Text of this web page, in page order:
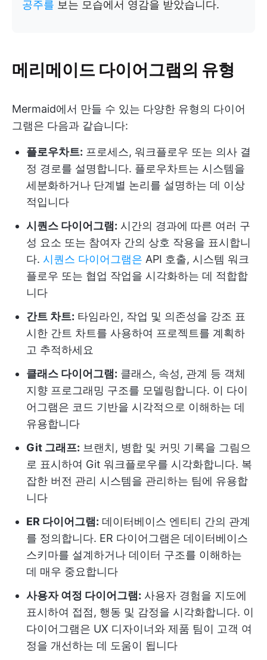
공주를 보는 모습에서 영감을 받았습니다.
메리메이드 다이어그램의 유형
Mermaid에서 만들 수 있는 다양한 유형의 다이어
그램은 다음과 같습니다:
플로우차트: 프로세스, 워크플로우 또는 의사 결
정 경로를 설명합니다. 플로우차트는 시스템을
세분화하거나 단계별 논리를 설명하는 데 이상
적입니다
시퀀스 다이어그램: 시간의 경과에 따른 여러 구
성 요소 또는 참여자 간의 상호 작용을 표시합니
다. 시퀀스 다이어그램은 API 호출, 시스템 워크
플로우 또는 협업 작업을 시각화하는 데 적합합
니다
간트 차트: 타임라인, 작업 및 의존성을 강조 표
시한 간트 차트를 사용하여 프로젝트를 계획하
고 추적하세요
클래스 다이어그램: 클래스, 속성, 관계 등 객체
지향 프로그래밍 구조를 모델링합니다. 이 다이
어그램은 코드 기반을 시각적으로 이해하는 데
유용합니다
Git 그래프: 브랜치, 병합 및 커밋 기록을 그림으
로 표시하여 Git 워크플로우를 시각화합니다. 복
잡한 버전 관리 시스템을 관리하는 팀에 유용합
니다
ER 다이어그램: 데이터베이스 엔티티 간의 관계
를 정의합니다. ER 다이어그램은 데이터베이스
스키마를 설계하거나 데이터 구조를 이해하는
데 매우 중요합니다
사용자 여정 다이어그램: 사용자 경험을 지도에
표시하여 접점, 행동 및 감정을 시각화합니다. 이
다이어그램은 UX 디자이너와 제품 팀이 고객 여
정을 개선하는 데 도움이 됩니다